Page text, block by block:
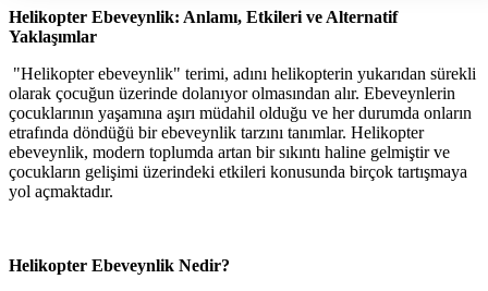
Helikopter Ebeveynlik: Anlamı, Etkileri ve Alternatif
Yaklaşımlar
"Helikopter ebeveynlik" terimi, adını helikopterin yukarıdan sürekli
olarak çocuğun üzerinde dolanıyor olmasından alır. Ebeveynlerin
çocuklarının yaşamına aşırı müdahil olduğu ve her durumda onların
etrafında döndüğü bir ebeveynlik tarzını tanımlar. Helikopter
ebeveynlik, modern toplumda artan bir sıkıntı haline gelmiştir ve
çocukların gelişimi üzerindeki etkileri konusunda birçok tartışmaya
yol açmaktadır.
Helikopter Ebeveynlik Nedir?